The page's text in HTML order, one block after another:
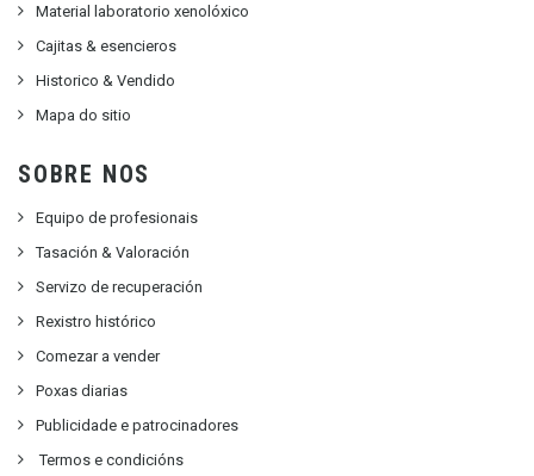
Material laboratorio xenolóxico
Cajitas & esencieros
Historico & Vendido
Mapa do sitio
SOBRE NOS
Equipo de profesionais
Tasación & Valoración
Servizo de recuperación
Rexistro histórico
Comezar a vender
Poxas diarias
Publicidade e patrocinadores
Termos e condicións